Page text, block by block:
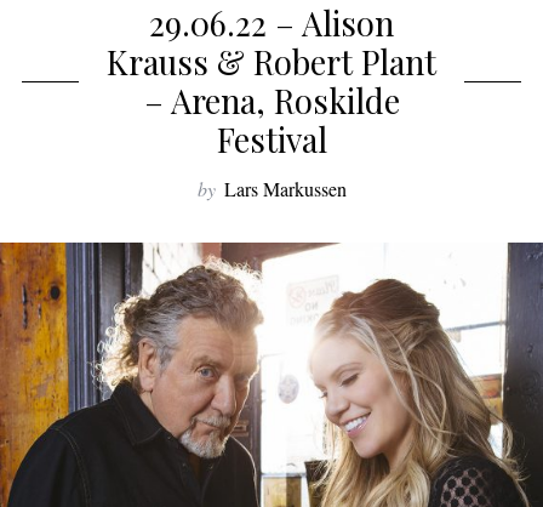
29.06.22 – Alison
Krauss & Robert Plant
– Arena, Roskilde
Festival
by Lars Markussen